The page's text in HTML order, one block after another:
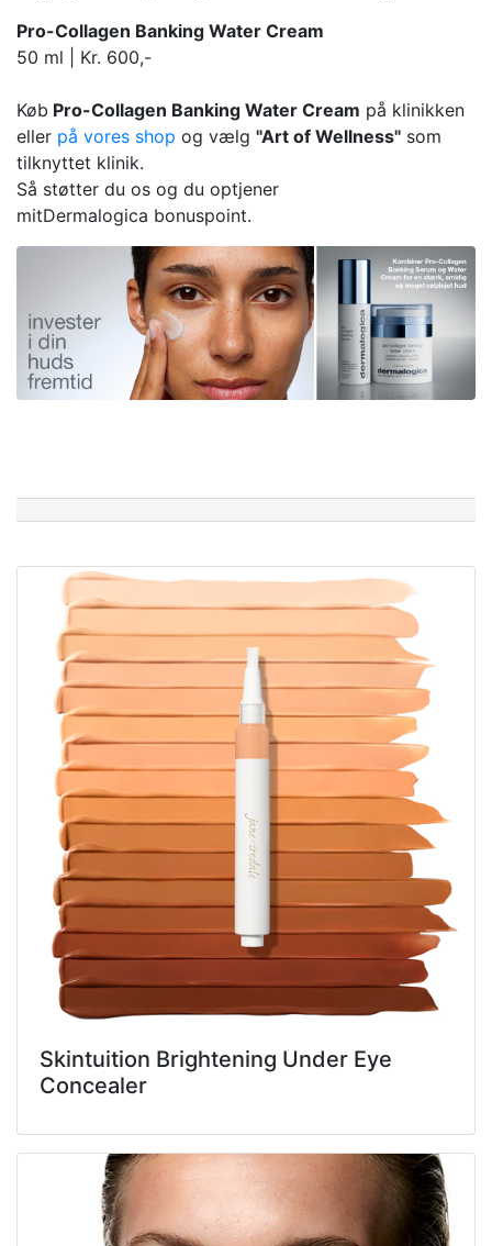
Pro-Collagen Banking Water Cream
50 ml | Kr. 600,-
Køb Pro-Collagen Banking Water Cream​​​ på klinikken
eller på vores shop og vælg "Art of Wellness" som
tilknyttet klinik.
Så støtter du os og du optjener
mitDermalogica bonuspoint.
Skintuition Brightening Under Eye
Concealer